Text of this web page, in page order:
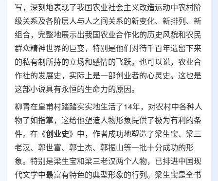
写，深刻地表现了我国农业社会主义改造运动中农村阶
级关系及各阶层人与人之间关系的新变化、新排列、新
组合，完整地展示出我国农业合作化的历史风貌和农民
群众精神世界的巨变，特别是他们对待千百年遗留下来
的私有制所持的立场和感情的飞跃。也可以说，农业合
作社的发展史，实际上是一部创业者的心灵史。这也是
这部小说具有永恒的生命力的原因。
柳青在皇甫村踏踏实实地生活了14年，对农村中各种人
物了如指掌，这给他塑造人物形象提供了极为有利的条
件。在《创业史》中，作者成功地塑造了梁生宝、梁三
老汉、郭世富、郭士杰、郭振山等一批十分成功的形
象。特别是梁生宝和梁三老汉两个人物，已排进中国现
代文学中最富有特色的典型形象的行列。梁生宝是全书